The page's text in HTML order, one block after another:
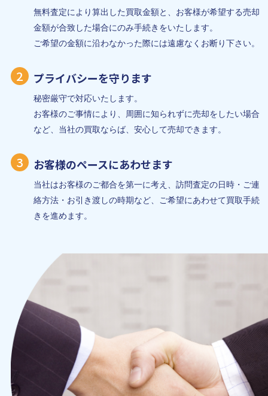
無料査定により算出した買取金額と、お客様が希望する売却
金額が合致した場合にのみ手続きをいたします。
ご希望の金額に沿わなかった際には遠慮なくお断り下さい。
2 プライバシーを守ります
秘密厳守で対応いたします。
お客様のご事情により、周囲に知られずに売却をしたい場合
など、当社の買取ならば、安心して売却できます。
3 お客様のペースにあわせます
当社はお客様のご都合を第一に考え、訪問査定の日時・ご連
絡方法・お引き渡しの時期など、ご希望にあわせて買取手続
きを進めます。